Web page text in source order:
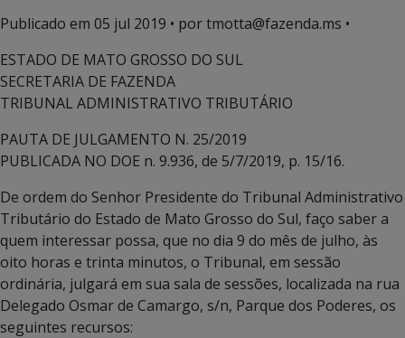
Publicado em 05 jul 2019 • por tmotta@fazenda.ms •
ESTADO DE MATO GROSSO DO SUL
SECRETARIA DE FAZENDA
TRIBUNAL ADMINISTRATIVO TRIBUTÁRIO
PAUTA DE JULGAMENTO N. 25/2019
PUBLICADA NO DOE n. 9.936, de 5/7/2019, p. 15/16.
De ordem do Senhor Presidente do Tribunal Administrativo
Tributário do Estado de Mato Grosso do Sul, faço saber a
quem interessar possa, que no dia 9 do mês de julho, às
oito horas e trinta minutos, o Tribunal, em sessão
ordinária, julgará em sua sala de sessões, localizada na rua
Delegado Osmar de Camargo, s/n, Parque dos Poderes, os
seguintes recursos: